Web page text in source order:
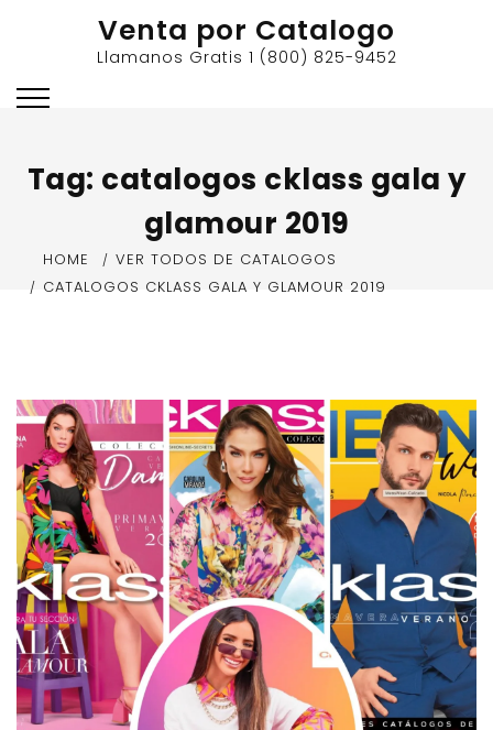
Venta por Catalogo
Llamanos Gratis 1 (800) 825-9452
Tag: catalogos cklass gala y
glamour 2019
HOME
VER TODOS DE CATALOGOS
CATALOGOS CKLASS GALA Y GLAMOUR 2019